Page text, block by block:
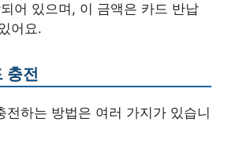
어 있으며, 이 금액은 카드 반납
어요.
충전
전하는 방법은 여러 가지가 있습니